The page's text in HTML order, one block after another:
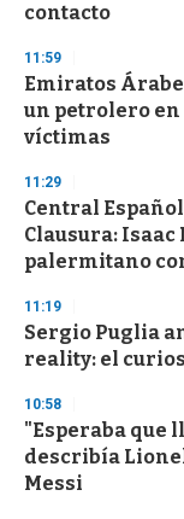
contacto
11:59
Emiratos
un petrolero en
víctimas
11:29
Central
Clausura: Isaac
palermitano
11:19
Sergio Puglia
reality: el
10:58
"Esperaba que
describía
Messi